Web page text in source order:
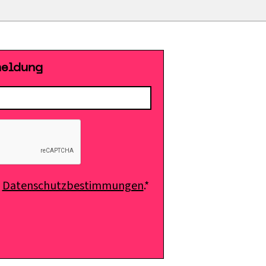
Datenschutzbestimmungen.*